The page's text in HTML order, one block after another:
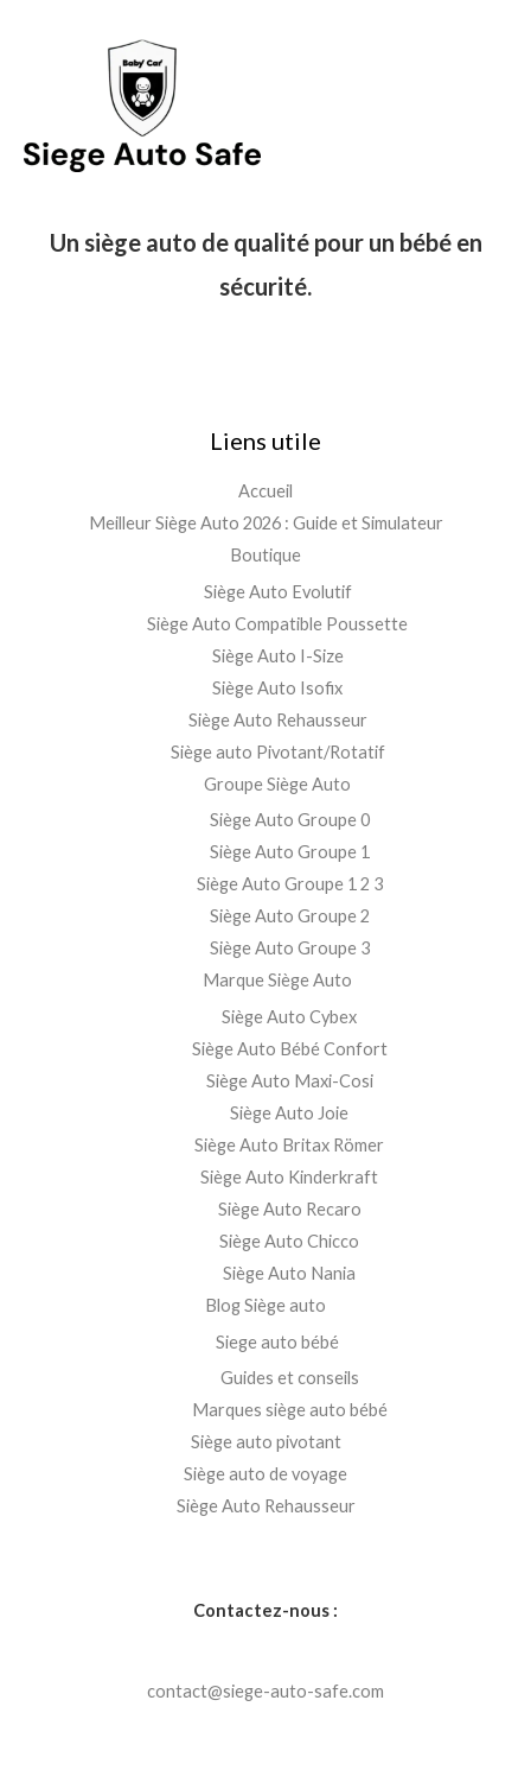
Un siège auto de qualité pour un bébé en
sécurité.
Liens utile
Accueil
Meilleur Siège Auto 2026 : Guide et Simulateur
Boutique
Siège Auto Evolutif
Siège Auto Compatible Poussette
Siège Auto I-Size
Siège Auto Isofix
Siège Auto Rehausseur
Siège auto Pivotant/Rotatif
Groupe Siège Auto
Siège Auto Groupe 0
Siège Auto Groupe 1
Siège Auto Groupe 1 2 3
Siège Auto Groupe 2
Siège Auto Groupe 3
Marque Siège Auto
Siège Auto Cybex
Siège Auto Bébé Confort
Siège Auto Maxi-Cosi
Siège Auto Joie
Siège Auto Britax Römer
Siège Auto Kinderkraft
Siège Auto Recaro
Siège Auto Chicco
Siège Auto Nania
Blog Siège auto
Siege auto bébé
Guides et conseils
Marques siège auto bébé
Siège auto pivotant
Siège auto de voyage
Siège Auto Rehausseur
Contactez-nous :
contact@siege-auto-safe.com